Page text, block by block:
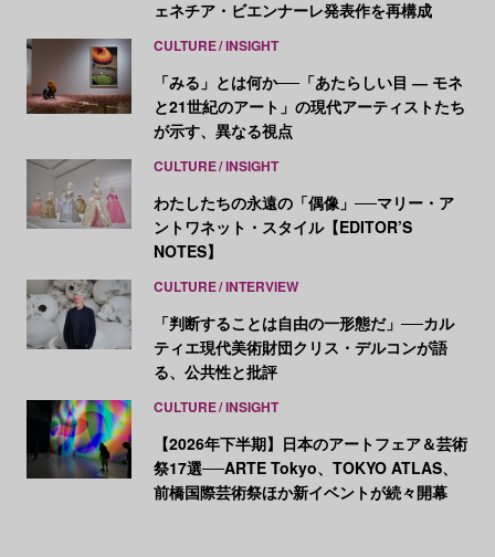
ェネチア・ビエンナーレ発表作を再構成
CULTURE INSIGHT
「みる」とは何か──「あたらしい目 ― モネ
と21世紀のアート」の現代アーティストたち
が示す、異なる視点
CULTURE INSIGHT
わたしたちの永遠の「偶像」──マリー・ア
ントワネット・スタイル【EDITOR’S
NOTES】
CULTURE INTERVIEW
「判断することは自由の一形態だ」──カル
ティエ現代美術財団クリス・デルコンが語
る、公共性と批評
CULTURE INSIGHT
【2026年下半期】日本のアートフェア＆芸術
祭17選──ARTE Tokyo、TOKYO ATLAS、
前橋国際芸術祭ほか新イベントが続々開幕